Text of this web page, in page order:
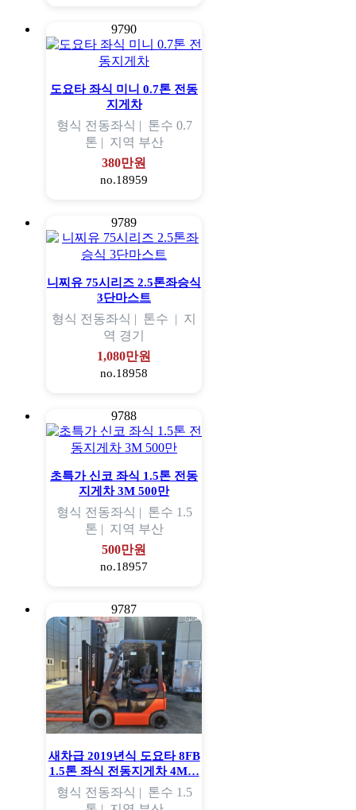
9790
도요타 좌식 미니 0.7톤 전동
지게차
형식 전동좌식 | 톤수 0.7
톤 | 지역 부산
380만원
no.18959
9789
니찌유 75시리즈 2.5톤좌승식
3단마스트
형식 전동좌식 | 톤수 | 지
역 경기
1,080만원
no.18958
9788
초특가 신코 좌식 1.5톤 전동
지게차 3M 500만
형식 전동좌식 | 톤수 1.5
톤 | 지역 부산
500만원
no.18957
9787
새차급 2019년식 도요타 8FB
1.5톤 좌식 전동지게차 4M…
형식 전동좌식 | 톤수 1.5